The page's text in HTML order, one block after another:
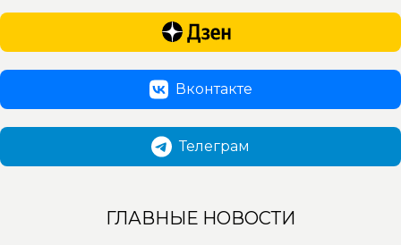
Вконтакте
Телеграм
ГЛАВНЫЕ НОВОСТИ